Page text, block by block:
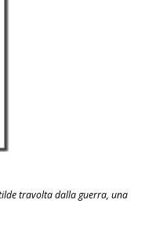
travolta dalla guerra, una